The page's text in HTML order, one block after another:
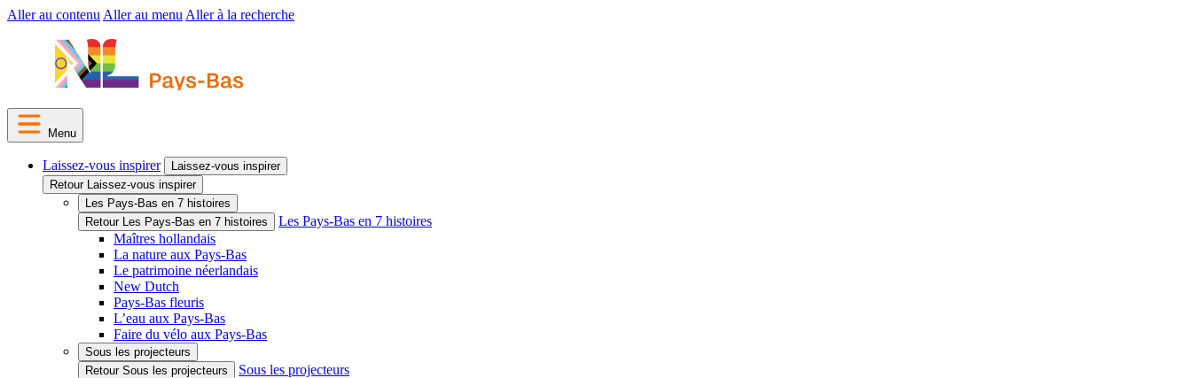
Aller au contenu Aller au menu Aller à la recherche
Menu
Laissez-vous inspirer
Laissez-vous inspirer
Retour Laissez-vous inspirer
Les Pays-Bas en 7 histoires
Retour Les Pays-Bas en 7 histoires
Les Pays-Bas en 7 histoires
Maîtres hollandais
La nature aux Pays-Bas
Le patrimoine néerlandais
New Dutch
Pays-Bas fleuris
L’eau aux Pays-Bas
Faire du vélo aux Pays-Bas
Sous les projecteurs
Retour Sous les projecteurs
Sous les projecteurs